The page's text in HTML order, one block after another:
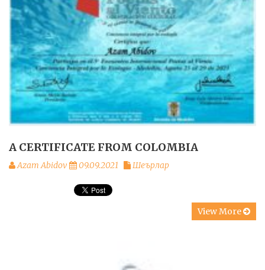
A CERTIFICATE FROM COLOMBIA
Azam Abidov 09.09.2021 Шеърлар
View More